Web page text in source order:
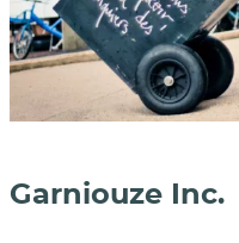
Garniouze Inc.